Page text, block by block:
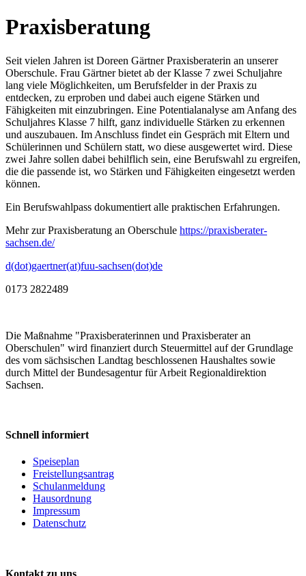
Praxisberatung
Seit vielen Jahren ist Doreen Gärtner Praxisberaterin an unserer
Oberschule. Frau Gärtner bietet ab der Klasse 7 zwei Schuljahre
lang viele Möglichkeiten, um Berufsfelder in der Praxis zu
entdecken, zu erproben und dabei auch eigene Stärken und
Fähigkeiten mit einzubringen. Eine Potentialanalyse am Anfang des
Schuljahres Klasse 7 hilft, ganz individuelle Stärken zu erkennen
und auszubauen. Im Anschluss findet ein Gespräch mit Eltern und
Schülerinnen und Schülern statt, wo diese ausgewertet wird. Diese
zwei Jahre sollen dabei behilflich sein, eine Berufswahl zu ergreifen,
die die passende ist, wo Stärken und Fähigkeiten eingesetzt werden
können.
Ein Berufswahlpass dokumentiert alle praktischen Erfahrungen.
Mehr zur Praxisberatung an Oberschule https://praxisberater-
sachsen.de/
d(dot)gaertner(at)fuu-sachsen(dot)de
0173 2822489
Die Maßnahme "Praxisberaterinnen und Praxisberater an
Oberschulen" wird finanziert durch Steuermittel auf der Grundlage
des vom sächsischen Landtag beschlossenen Haushaltes sowie
durch Mittel der Bundesagentur für Arbeit Regionaldirektion
Sachsen.
Schnell informiert
Speiseplan
Freistellungsantrag
Schulanmeldung
Hausordnung
Impressum
Datenschutz
Kontakt zu uns